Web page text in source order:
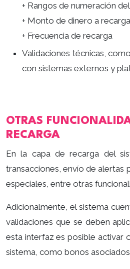
+ Rangos de numeración
+ Monto de dinero a
+ Frecuencia de recarga
Validaciones técnicas,
con sistemas externos y
OTRAS
RECARGA
En la capa de recarga del
transacciones, envío de alertas
especiales, entre otras
Adicionalmente, el sistema
validaciones que se deben
esta interfaz es posible activar
sistema, como bonos